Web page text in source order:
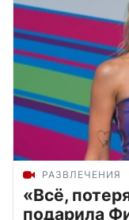
РАЗВЛЕЧЕНИЯ
«Всё,
подарила